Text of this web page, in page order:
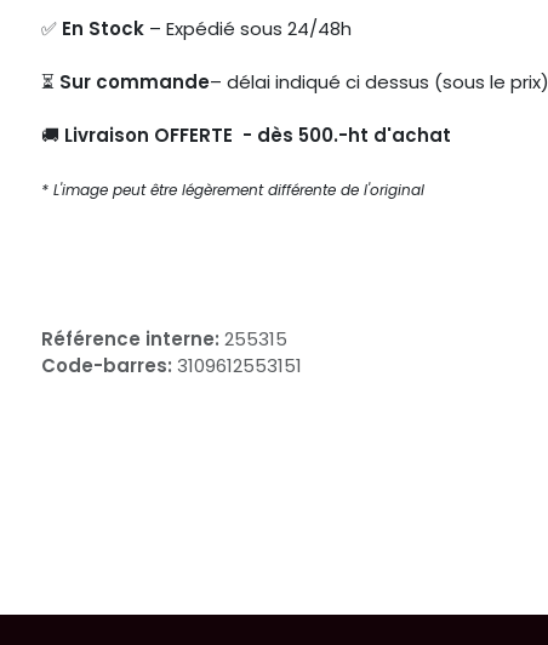
✅ En Stock – Expédié sous 24/48h
⏳ Sur commande– délai indiqué ci dessus (sous le prix)
🚚 Livraison OFFERTE - dès 500.-ht d'achat
* L'image peut être légèrement différente de l'original
Référence interne: 255315
Code-barres: 3109612553151